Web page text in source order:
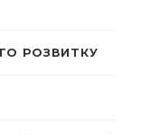
РОЗВИТКУ